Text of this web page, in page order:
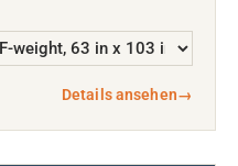
Details ansehen→